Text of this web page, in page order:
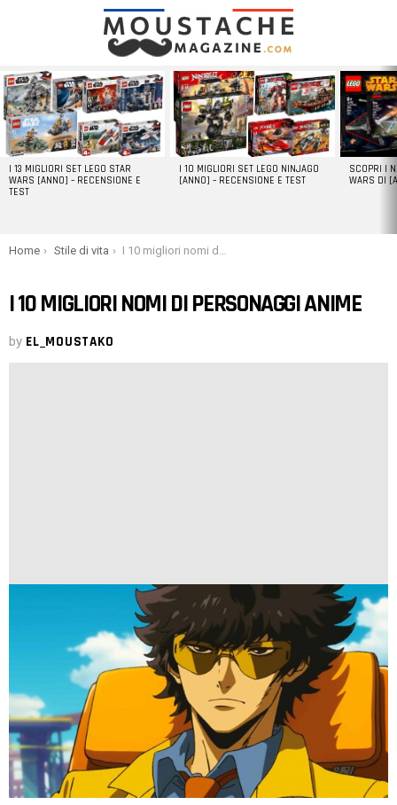
LATEST
STORIES
I 13 MIGLIORI SET LEGO STAR
WARS [ANNO] – RECENSIONE E
TEST
I 10 MIGLIORI SET LEGO NINJAGO
[ANNO] – RECENSIONE E TEST
SCOPRI I
WARS DI
You are here:
Home Stile di vita I 10 migliori nomi di personaggi anime
I 10 MIGLIORI NOMI DI PERSONAGGI ANIME
by EL_MOUSTAKO